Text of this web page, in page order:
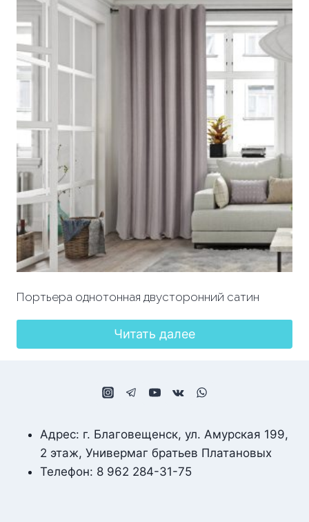
Портьера однотонная двусторонний сатин
Читать далее
Адрес: г. Благовещенск, ул. Амурская 199,
2 этаж, Универмаг братьев Платановых
Телефон: 8 962 284-31-75